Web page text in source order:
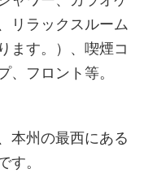
リラックスルーム
ます。）、喫煙コ
、フロント等。
本州の最西にある
す。